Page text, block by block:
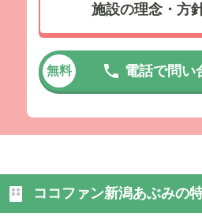
施設の理念・方
無料 電話で問い
ココファン新潟あぶみの